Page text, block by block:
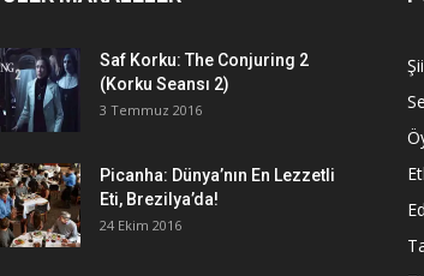
Saf Korku: The Conjuring 2
(Korku Seansı 2)
3 Temmuz 2016
Picanha: Dünya’nın En Lezzetli
Eti, Brezilya’da!
24 Ekim 2016